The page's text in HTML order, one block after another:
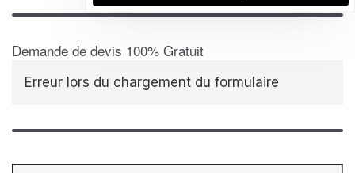
Demande de devis 100% Gratuit
Erreur lors du chargement du formulaire